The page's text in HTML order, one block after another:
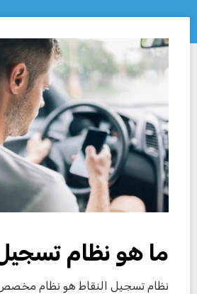
ما هو نظام
نظام تسجيل النقاط هو نظام مخصص